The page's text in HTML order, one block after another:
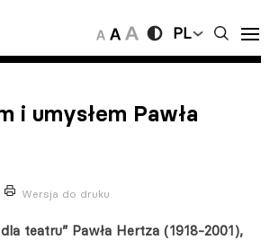
PL
i umysłem Pawła
Wersja do druku
teatru” Pawła Hertza (1918-2001),